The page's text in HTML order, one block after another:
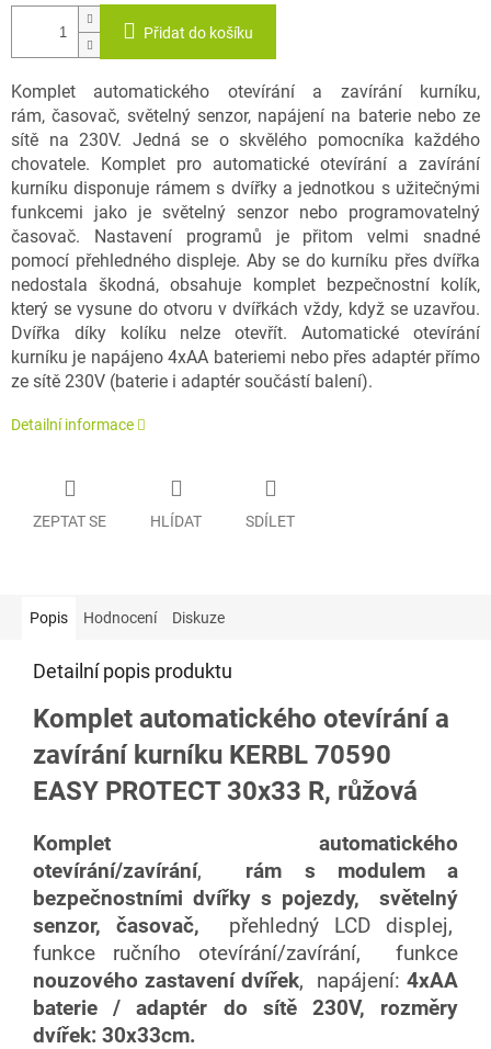
Přidat do košíku
Komplet automatického otevírání a zavírání kurníku,
rám, časovač, světelný senzor, napájení na baterie nebo ze
sítě na 230V. Jedná se o skvělého pomocníka každého
chovatele. Komplet pro automatické otevírání a zavírání
kurníku disponuje rámem s dvířky a jednotkou s užitečnými
funkcemi jako je světelný senzor nebo programovatelný
časovač. Nastavení programů je přitom velmi snadné
pomocí přehledného displeje. Aby se do kurníku přes dvířka
nedostala škodná, obsahuje komplet bezpečnostní kolík,
který se vysune do otvoru v dvířkách vždy, když se uzavřou.
Dvířka díky kolíku nelze otevřít. Automatické otevírání
kurníku je napájeno 4xAA bateriemi nebo přes adaptér přímo
ze sítě 230V (baterie i adaptér součástí balení).
Detailní informace
ZEPTAT SE HLÍDAT SDÍLET
Popis Hodnocení Diskuze
Detailní popis produktu
Komplet automatického otevírání a
zavírání kurníku KERBL 70590
EASY PROTECT 30x33 R, růžová
Komplet automatického
otevírání/zavírání, rám s modulem a
bezpečnostními dvířky s pojezdy, světelný
senzor, časovač, přehledný LCD displej,
funkce ručního otevírání/zavírání, funkce
nouzového zastavení dvířek, napájení: 4xAA
baterie / adaptér do sítě 230V, rozměry
dvířek: 30x33cm.